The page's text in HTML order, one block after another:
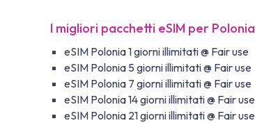
I migliori pacchetti eSIM per Polonia
eSIM Polonia 1 giorni illimitati @ Fair use
eSIM Polonia 5 giorni illimitati @ Fair use
eSIM Polonia 7 giorni illimitati @ Fair use
eSIM Polonia 14 giorni illimitati @ Fair use
eSIM Polonia 21 giorni illimitati @ Fair use